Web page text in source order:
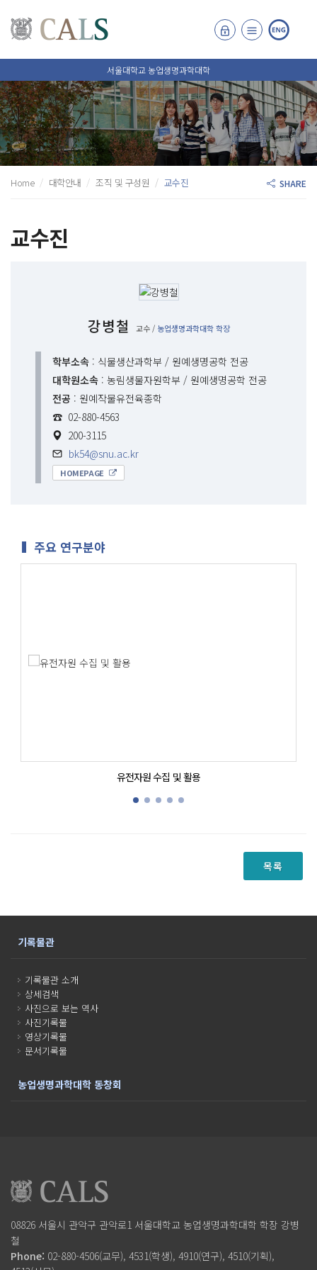
서울대학교 농업생명과학대학
Home 대학안내 조직 및 구성원 교수진 SHARE
교수진
강병철 교수 / 농업생명과학대학 학장
학부소속 : 식물생산과학부 / 원예생명공학 전공
대학원소속 : 농림생물자원학부 / 원예생명공학 전공
전공 : 원예작물유전육종학
☎ 02-880-4563
200-3115
bk54@snu.ac.kr
HOMEPAGE
주요 연구분야
유전자원 수집 및 활용
목록
기록물관
기록물관 소개
상세검색
사진으로 보는 역사
사진기록물
영상기록물
문서기록물
농업생명과학대학 동창회
08826 서울시 관악구 관악로1 서울대학교 농업생명과학대학 학장 강병
철
Phone: 02-880-4506(교무), 4531(학생), 4910(연구), 4510(기획),